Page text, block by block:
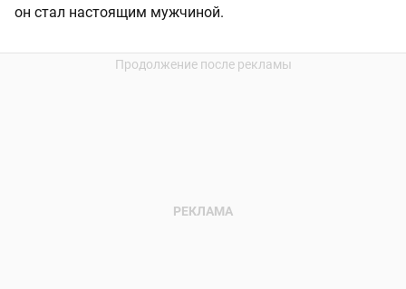
он стал настоящим мужчиной.